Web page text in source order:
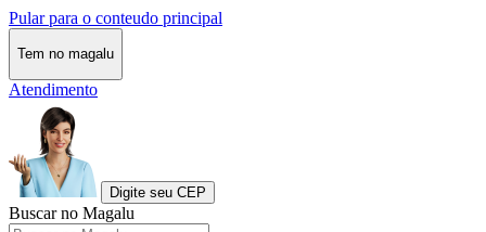
Pular para o conteudo principal
Tem no magalu
Atendimento
Digite seu CEP
Buscar no Magalu